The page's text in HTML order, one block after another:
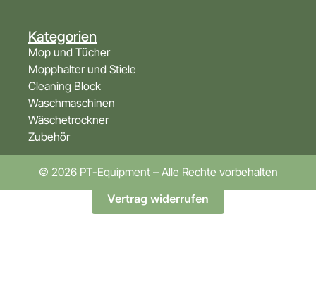
Kategorien
Mop und Tücher
Mopphalter und Stiele
Cleaning Block
Waschmaschinen
Wäschetrockner
Zubehör
© 2026 PT-Equipment – Alle Rechte vorbehalten
Vertrag widerrufen